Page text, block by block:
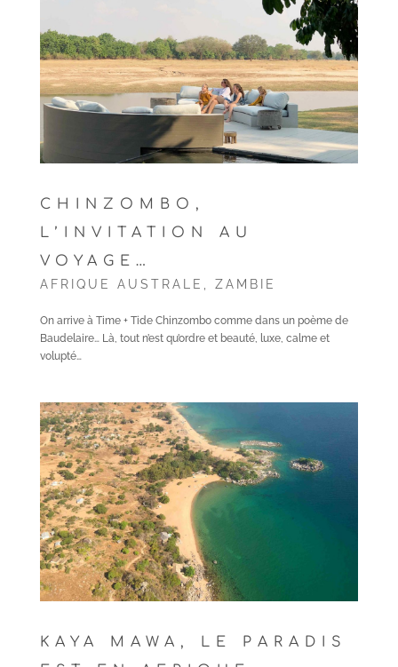
CHINZOMBO,
L’INVITATION AU
VOYAGE…
AFRIQUE AUSTRALE ZAMBIE
On arrive à Time + Tide Chinzombo comme dans un poème de
Baudelaire… Là, tout n’est qu’ordre et beauté, luxe, calme et
volupté…
KAYA MAWA, LE PARADIS